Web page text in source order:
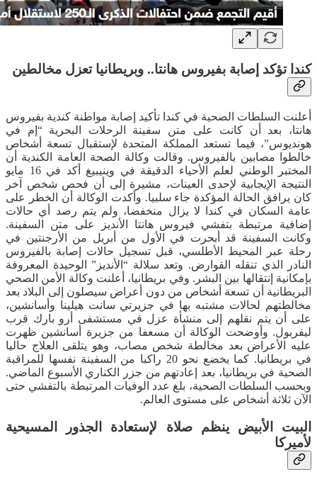
كندا تؤكد إصابة بفيروس هانتا.. وبريطانيا تعزل مخالطين
أعلنت السلطات الصحية في كندا تأكيد إصابة مواطنة كندية بفيروس
هانتا، بعد أن كانت على متن سفينة الرحلات البحرية “إم في
هونديوس”، فيما تستعد المملكة المتحدة لإستقبال تسعة أشخاص
خالطوا مصابين بالفيروس. وقالت وكالة الصحة العامة الكندية أن
المختبر الوطني لعلم الأحياء الدقيقة في وينيبيغ أكد في 16 مايو
النتيجة الإيجابية لإحدى العينات، مشيرة إلى أن فحص شخص آخر
كان يرافق الحالة المؤكدة جاء سلبيا. وأكدت الوكالة أن الخطر على
عامة السكان في كندا لا يزال منخفضا، ولم يتم رصد أي حالات
إضافية مرتبطة بتفشي فيروس هانتا الأنديز على متن السفينة.
وكانت السفينة قد أبحرت في الأول من أبريل من الأرجنتين في
رحلة عبر المحيط الأطلسي، قبل تسجيل حالات إصابة بالفيروس
النادر الذي تنقله القوارض. وتعد سلالة “الأنديز” الوحيدة المعروفة
بإمكانية إنتقالها بين البشر. وفي بريطانيا، أعلنت وكالة الأمن الصحي
البريطانية أن تسعة أشخاص من دون أعراض سيصلون إلى البلاد بعد
مخالطتهم لحالات مشتبه بها في جزيرتي سانت هيلينا وأسانشين،
على أن يتم نقلهم إلى منشأة عزل في مستشفى أرو بارك قرب
ليفربول. وأوضحت الوكالة أن مسعفا من جزيرة أسانشين ظهرت
عليه الأعراض بعد مخالطة شخص مصاب، وهو يتلقى العلاج حاليا
في بريطانيا. كما يخضع نحو 20 راكبا من السفينة نفسها للمراقبة
الصحية في بريطانيا، بعد إعادتهم من جزر الكناري الأسبوع الماضي.
وبحسب السلطات الصحية، بلغ عدد الوفيات المرتبطة بالتفشي حتى
الآن ثلاثة أشخاص على مستوى العالم.
البيت الأبيض ينظم صلاة لإستعادة الجذور المسيحية
لأميركا